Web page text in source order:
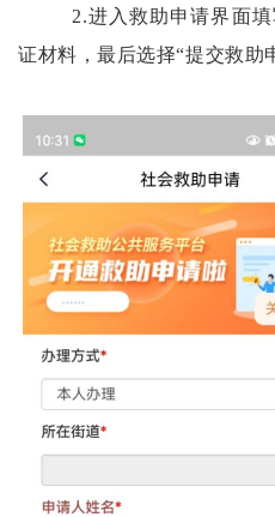
2.进入救助申请界面
证材料，最后选择“提交救助